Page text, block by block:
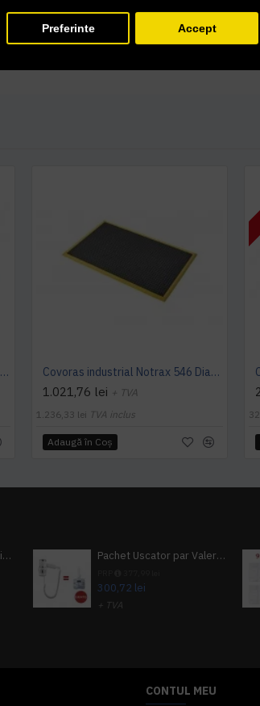
Preferinte Accept
Covoras industrial Notrax 489 Cushion Flex®, 91 x 210 cm Covoras industrial Notrax 546 Diamond FlexTM, 102 x 163 cm
1.021,76 lei + TVA
1.236,33 lei TVA inclus
Adaugă în Coş
Pachet 100 seturi hoteliere, set dentar, set barbierit, casca de dus, pila unghii, set cusut Pachet Uscator par Valera Action Super Plus + GRATUIT Sampon si gel de dus Tork
300,72 lei
+ TVA
CONTUL MEU